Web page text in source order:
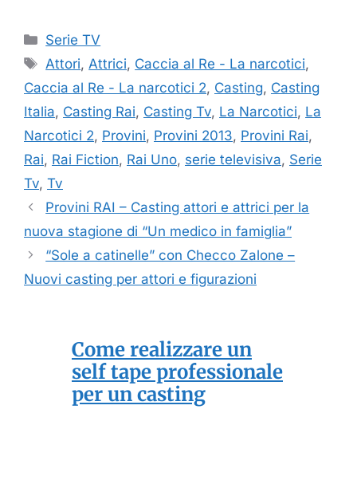
Categorie
Serie TV
Tag
Attori, Attrici, Caccia al Re - La narcotici,
Caccia al Re - La narcotici 2, Casting, Casting
Italia, Casting Rai, Casting Tv, La Narcotici, La
Narcotici 2, Provini, Provini 2013, Provini Rai,
Rai, Rai Fiction, Rai Uno, serie televisiva, Serie
Tv, Tv
Provini RAI – Casting attori e attrici per la
nuova stagione di “Un medico in famiglia”
“Sole a catinelle” con Checco Zalone –
Nuovi casting per attori e figurazioni
Come realizzare un
self tape professionale
per un casting